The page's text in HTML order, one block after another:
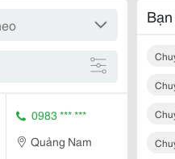
0983 *** ***
Quảng Nam